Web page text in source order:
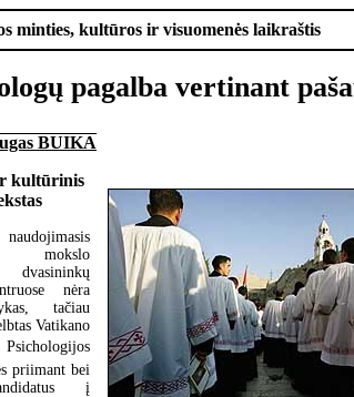
minties, kultūros ir visuomenės laikraštis
pagalba vertinant
BUIKA
kultūrinis
mokslo
dvasininkų
nėra
tačiau
Vatikano
priimant bei
į